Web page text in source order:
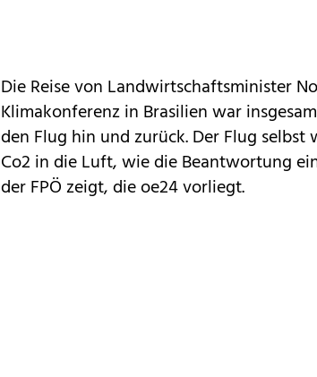
Die Reise von Landwirtschaftsminister
Klimakonferenz in Brasilien war
den Flug hin und zurück. Der Flug
Co2 in die Luft, wie die Beantwortung
der FPÖ zeigt, die oe24 vorliegt.